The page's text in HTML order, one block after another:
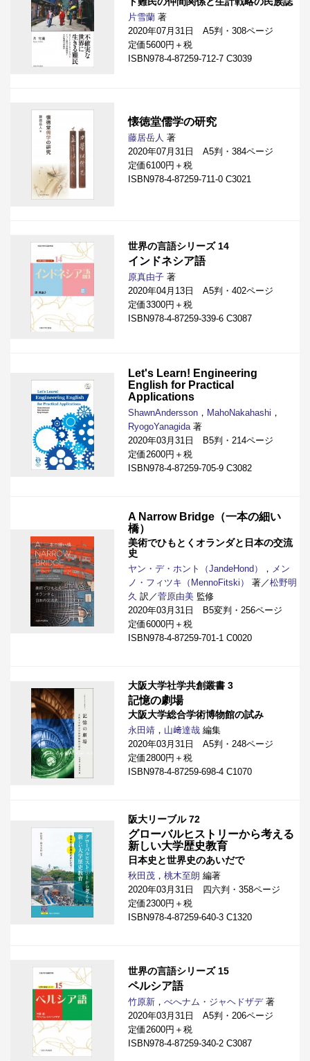
片雪蘭 著
2020年07月31日 A5判・308ページ
定価5600円＋税
ISBN978-4-87259-712-7 C3039
懐徳堂儒学の研究
藤居岳人 著
2020年07月31日 A5判・384ページ
定価6100円＋税
ISBN978-4-87259-711-0 C3021
世界の言語シリーズ 14
インドネシア語
原真由子 著
2020年04月13日 A5判・402ページ
定価3300円＋税
ISBN978-4-87259-339-6 C3087
Let's Learn! Engineering
English for Practical
Applications
ShawnAndersson ， MahoNakahashi ，
RyogoYanagida 著
2020年03月31日 B5判・214ページ
定価2600円＋税
ISBN978-4-87259-705-9 C3082
A Narrow Bridge（一本の細い
橋）
美術でひもとくオランダと日本の交流
史
ヤン・デ・ホント（JandeHond） ， メン
ノ・フィツキ（MennoFitski）
著／松野明
久 訳／菅原由美 監修
2020年03月31日 B5変判・256ページ
定価6000円＋税
ISBN978-4-87259-701-1 C0020
大阪大学社学共創叢書 3
記憶の劇場
大阪大学総合学術博物館の試み
永田靖 ， 山﨑達哉 編集
2020年03月31日 A5判・248ページ
定価2800円＋税
ISBN978-4-87259-698-4 C1070
阪大リーブル 72
グローバルヒストリーから考える
新しい大学歴史教育
日本史と世界史のあいだで
秋田茂 ， 桃木至朗 編著
2020年03月31日 四六判・358ページ
定価2300円＋税
ISBN978-4-87259-640-3 C1320
世界の言語シリーズ 15
ペルシア語
竹原新 ， べへナム・ジャヘドザデ著
2020年03月31日 A5判・206ページ
定価2600円＋税
ISBN978-4-87259-340-2 C3087